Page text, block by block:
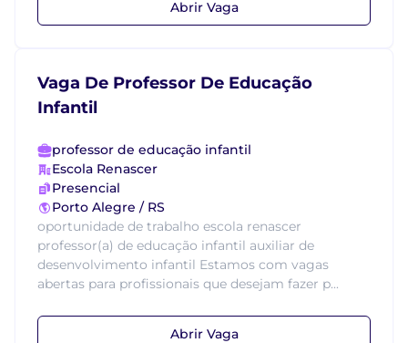
Abrir Vaga
Vaga De Professor De Educação
Infantil
professor de educação infantil
Escola Renascer
Presencial
Porto Alegre / RS
oportunidade de trabalho escola renascer
professor(a) de educação infantil auxiliar de
desenvolvimento infantil Estamos com vagas
abertas para profissionais que desejam fazer p...
Abrir Vaga